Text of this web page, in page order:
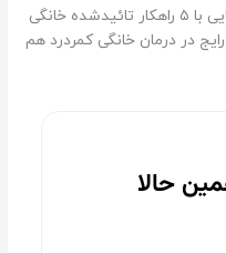
امتحان کند. در این مقاله علاوه بر آشنایی با ۵ راهکار تائیدشده خانگی
در درمان خانگی کمردرد هم